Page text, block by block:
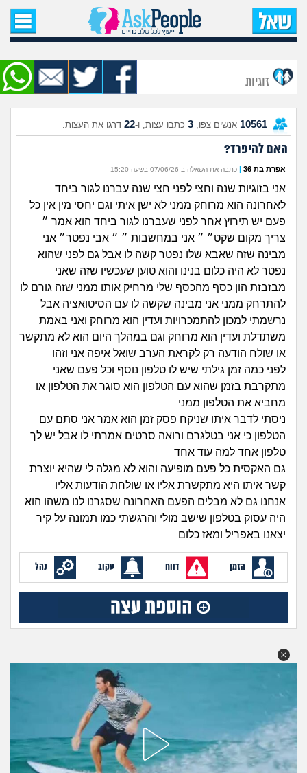
עמוד הבית
שאל שאלה
שאלות חדשות
שאלות שעוררו עניין
עצות חדשות
מה קורה כאן?
מתחם הטיפים
מדורים
זוגיות
היריון ולידה
הורות ומשפחה
מתבגרים
לימודים וסטודנטים
עבודה וקריירה
חברים ואנשים
בית, שכנים ושותפים
מה שעובר עליי
פיננסי וכלכלה
בין הסדינים
חיות מחמד
חיפוש שאלות
הרשמה | התחברות
זוגיות
10561 אנשים צפו, 3 כתבו עצות, ו-22 דרגו את העצות.
האם להיפרד?
אפרת בת 36 | כתבה את השאלה ב-07/06/26 בשעה 15:20
אני בזוגיות שנה וחצי לפני חצי שנה עברנו לגור ביחד
לאחרונה הוא מרוחק ממני לא ישן איתי וגם יחסי מין אין כל
פעם יש תירוץ אחר לפני שעברנו לגור ביחד הוא אמר ״
צריך מקום שקט״ ״ אני במחשבות ״ ״ אבי נפטר״ אני
מבינה שזה שאבא שלו נפטר קשה לו אבל גם לפני שהוא
נפטר לא היה כלום בנינו והוא טוען שעכשיו שזה שאני
מבזבזת הון כסף מהכסף שלי מרחיק אותו ממני שזה גורם לו
להתרחק ממני אני מבינה שקשה לו עם הסיטואציה אבל
נרשמתי למכון להתמכרויות ועדין הוא מרוחק ואני באמת
משתדלת ועדין הוא מרוחק וגם במהלך היום הוא לא מתקשר
או שולח הודעה רק לקראת הערב שואל איפה אני וזהו
לפני כמה זמן גילתי שיש לו טלפון נוסף וכל פעם שאני
מתקרבת בזמן שהוא עם הטלפון הוא סוגר את הטלפון או
מחביא את הטלפון ממני
ניסתי לדבר איתו שניקח פסק זמן הוא אמר אני סתם עם
הטלפון כי אני בטלגרם ורואה סרטים אמרתי לו אבל יש לך
טלפון אחד למה עוד אחד
גם האקסית כל פעם מופיעה והוא לא מגלה לי שהיא יוצרת
קשר איתו היא מתקשרת אליו או שולחת הודעות אליו
אנחנו גם לא מבלים הפעם האחרונה שסגרנו לנו משהו הוא
היה עסוק בטלפון שישב מולי והרגשתי כמו תמונה על קיר
יצאנו באפריל ומאז כלום
הזמן דווח עקוב נהל